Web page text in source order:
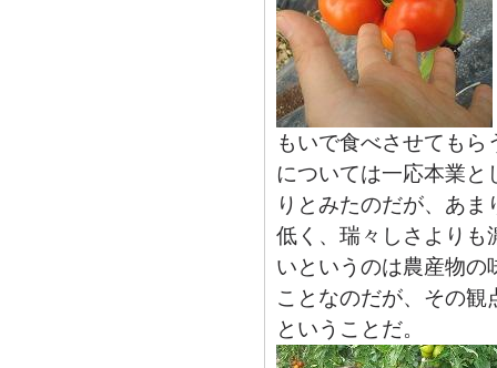
もいで食べさせても
については一応本業と
りとみたのだが、あ
低く、瑞々しさよりも
いというのは農産物の
ことなのだが、その
ということだ。